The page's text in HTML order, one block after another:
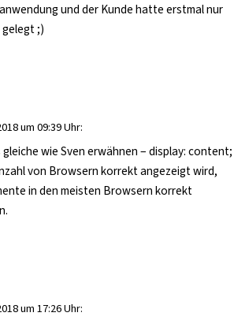
und der Kunde hatte erstmal nur
;)
um 09:39 Uhr:
wie Sven erwähnen – display: content;
von Browsern korrekt angezeigt wird,
in den meisten Browsern korrekt
um 17:26 Uhr: